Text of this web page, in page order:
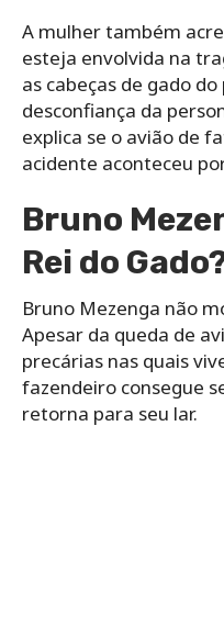
A mulher também
esteja envolvida na
as cabeças de gado
desconfiança da
explica se o avião de
acidente aconteceu
Bruno
Rei do
Bruno Mezenga não
Apesar da queda de
precárias nas quais
fazendeiro consegue
retorna para seu lar.